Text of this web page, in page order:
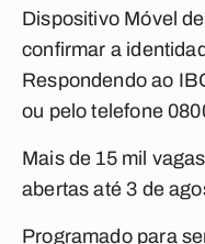
Dispositivo Móvel
confirmar a
Respondendo ao
ou pelo telefone
Mais de 15 mil
abertas até 3 de
Programado para